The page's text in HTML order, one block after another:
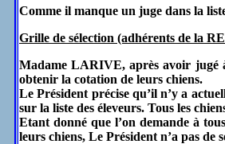
Comme il manque un juge dans la
Grille de sélection (adhérents de la
Madame LARIVE, après avoir jugé
obtenir la cotation de leurs chiens.
Le Président précise qu’il n’y a
sur la liste des éleveurs. Tous les
Etant donné que l’on demande à
leurs chiens, Le Président n’a pas de